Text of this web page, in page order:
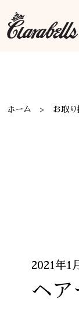
ホーム お取り
2021年1
ヘ